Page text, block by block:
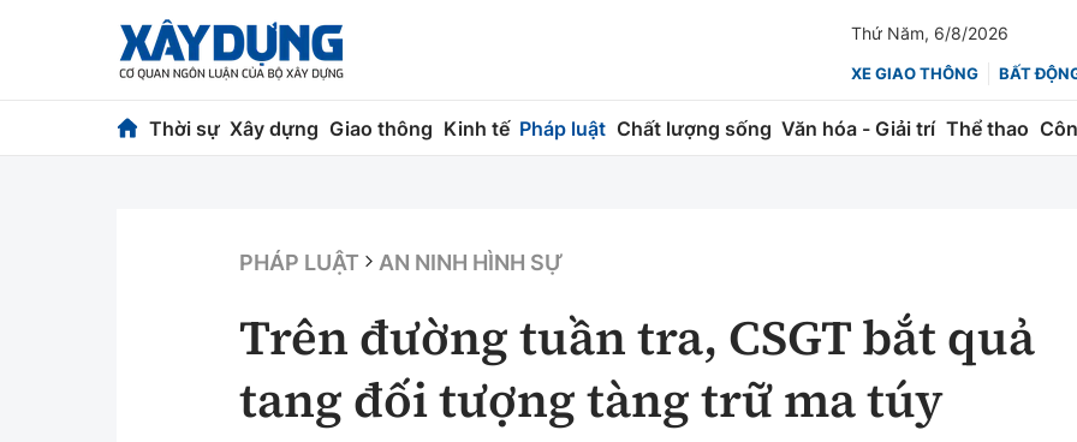
Thứ Năm, 6/8/2026
XE GIAO THÔNG BẤT
Thời sự Xây dựng Giao thông Kinh tế Pháp luật Chất lượng sống Văn hóa - Giải trí Thể thao
Chuyện dọc đường
Chỉ đạo điều hành
Vật liệu xây dựng
Giám định chất lượng
Hàng không
Đường sắt
Tài chính
Chứng khoán
Bảo hiểm
PHÁP LUẬT AN NINH HÌNH SỰ
Trên đường tuần tra, CSGT bắt quả
tang đối tượng tàng trữ ma túy